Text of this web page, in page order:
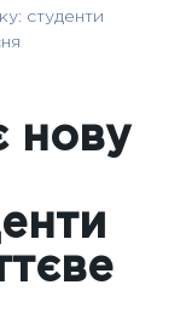
студенти
нову